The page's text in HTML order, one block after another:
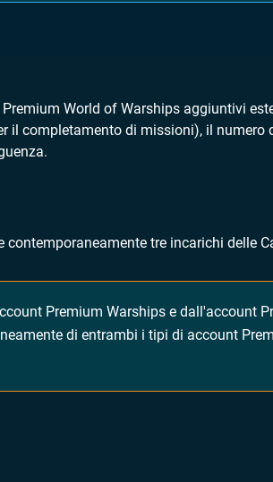
World of Warships aggiuntivi
il completamento di missioni), il
tre incarichi delle
Premium Warships e dall'account
di entrambi i tipi di account